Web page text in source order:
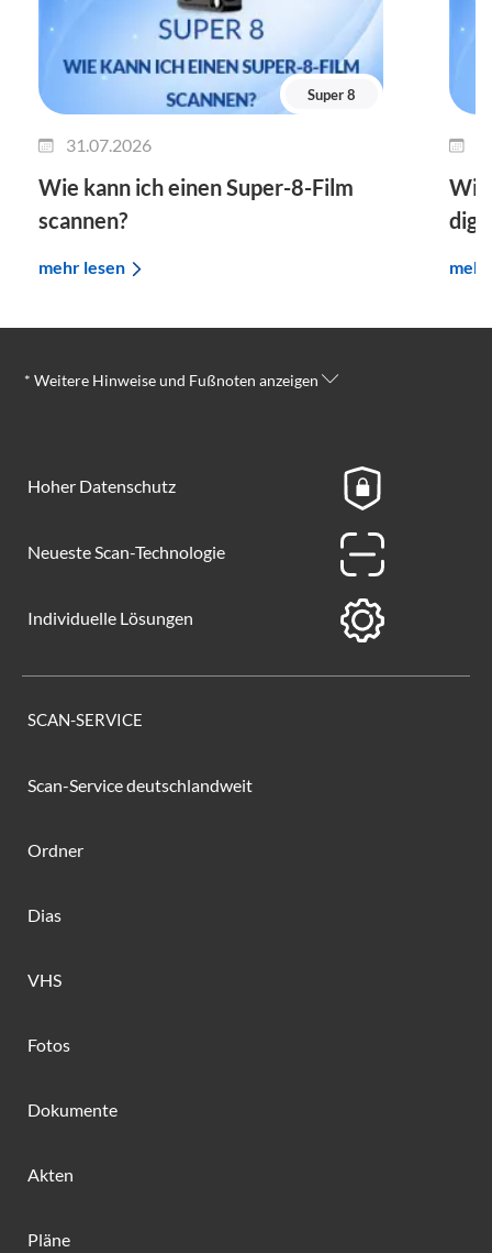
Super 8
31.07.2026
Wie kann ich einen Super-8-Film
scannen?
mehr lesen
Wie
* Weitere Hinweise und Fußnoten anzeigen
Hoher Datenschutz
Neueste Scan-Technologie
Individuelle Lösungen
SCAN-SERVICE
Scan-Service deutschlandweit
Ordner
Dias
VHS
Fotos
Dokumente
Akten
Pläne